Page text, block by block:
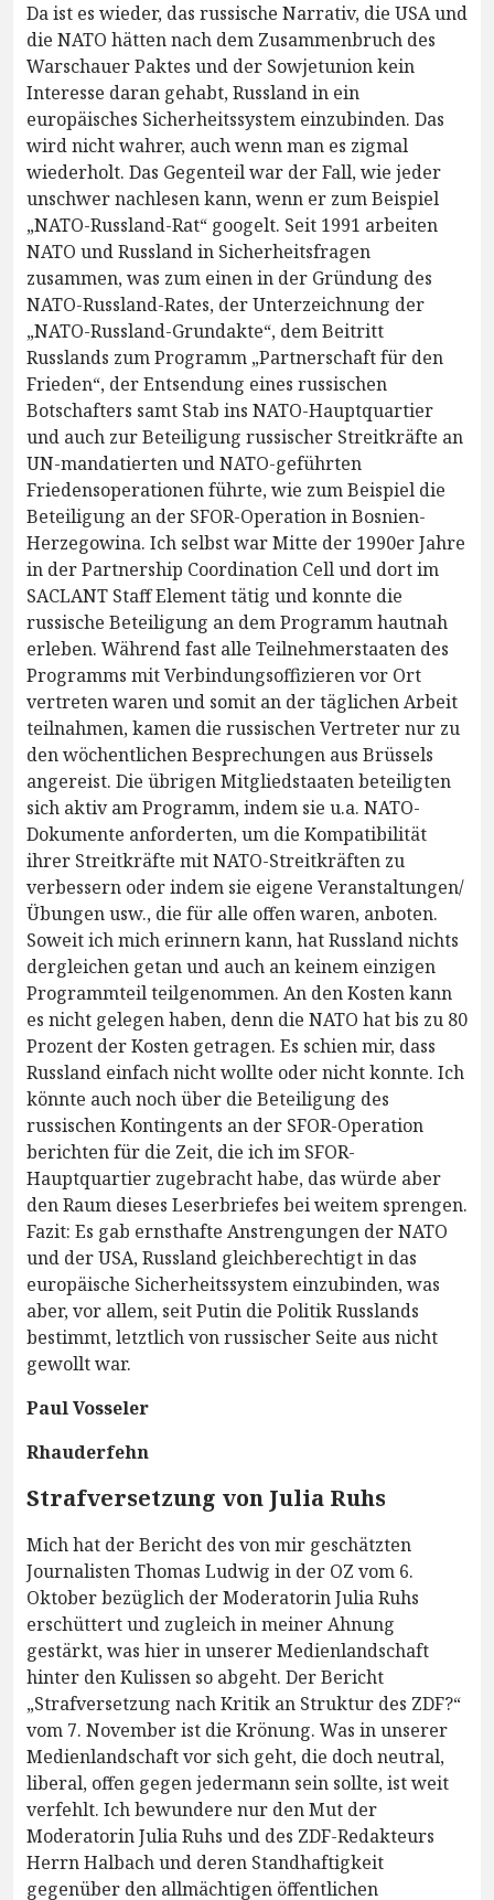
Da ist es wieder, das russische Narrativ, die USA und
die NATO hätten nach dem Zusammenbruch des
Warschauer Paktes und der Sowjetunion kein
Interesse daran gehabt, Russland in ein
europäisches Sicherheitssystem einzubinden. Das
wird nicht wahrer, auch wenn man es zigmal
wiederholt. Das Gegenteil war der Fall, wie jeder
unschwer nachlesen kann, wenn er zum Beispiel
„NATO-Russland-Rat“ googelt. Seit 1991 arbeiten
NATO und Russland in Sicherheitsfragen
zusammen, was zum einen in der Gründung des
NATO-Russland-Rates, der Unterzeichnung der
„NATO-Russland-Grundakte“, dem Beitritt
Russlands zum Programm „Partnerschaft für den
Frieden“, der Entsendung eines russischen
Botschafters samt Stab ins NATO-Hauptquartier
und auch zur Beteiligung russischer Streitkräfte an
UN-mandatierten und NATO-geführten
Friedensoperationen führte, wie zum Beispiel die
Beteiligung an der SFOR-Operation in Bosnien-
Herzegowina. Ich selbst war Mitte der 1990er Jahre
in der Partnership Coordination Cell und dort im
SACLANT Staff Element tätig und konnte die
russische Beteiligung an dem Programm hautnah
erleben. Während fast alle Teilnehmerstaaten des
Programms mit Verbindungsoffizieren vor Ort
vertreten waren und somit an der täglichen Arbeit
teilnahmen, kamen die russischen Vertreter nur zu
den wöchentlichen Besprechungen aus Brüssels
angereist. Die übrigen Mitgliedstaaten beteiligten
sich aktiv am Programm, indem sie u.a. NATO-
Dokumente anforderten, um die Kompatibilität
ihrer Streitkräfte mit NATO-Streitkräften zu
verbessern oder indem sie eigene Veranstaltungen/
Übungen usw., die für alle offen waren, anboten.
Soweit ich mich erinnern kann, hat Russland nichts
dergleichen getan und auch an keinem einzigen
Programmteil teilgenommen. An den Kosten kann
es nicht gelegen haben, denn die NATO hat bis zu 80
Prozent der Kosten getragen. Es schien mir, dass
Russland einfach nicht wollte oder nicht konnte. Ich
könnte auch noch über die Beteiligung des
russischen Kontingents an der SFOR-Operation
berichten für die Zeit, die ich im SFOR-
Hauptquartier zugebracht habe, das würde aber
den Raum dieses Leserbriefes bei weitem sprengen.
Fazit: Es gab ernsthafte Anstrengungen der NATO
und der USA, Russland gleichberechtigt in das
europäische Sicherheitssystem einzubinden, was
aber, vor allem, seit Putin die Politik Russlands
bestimmt, letztlich von russischer Seite aus nicht
gewollt war.
Paul Vosseler
Rhauderfehn
Strafversetzung von Julia Ruhs
Mich hat der Bericht des von mir geschätzten
Journalisten Thomas Ludwig in der OZ vom 6.
Oktober bezüglich der Moderatorin Julia Ruhs
erschüttert und zugleich in meiner Ahnung
gestärkt, was hier in unserer Medienlandschaft
hinter den Kulissen so abgeht. Der Bericht
„Strafversetzung nach Kritik an Struktur des ZDF?“
vom 7. November ist die Krönung. Was in unserer
Medienlandschaft vor sich geht, die doch neutral,
liberal, offen gegen jedermann sein sollte, ist weit
verfehlt. Ich bewundere nur den Mut der
Moderatorin Julia Ruhs und des ZDF-Redakteurs
Herrn Halbach und deren Standhaftigkeit
gegenüber den allmächtigen öffentlichen